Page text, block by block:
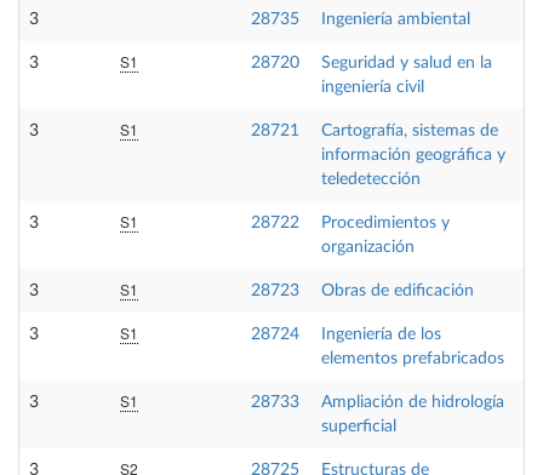
3 28735 Ingeniería ambiental
3 S1 28720
Seguridad y salud en la
ingeniería civil
3 S1 28721
Cartografía, sistemas de
información geográfica y
teledetección
3 S1 28722
Procedimientos y
organización
3 S1 28723 Obras de edificación
3 S1 28724
Ingeniería de los
elementos prefabricados
3 S1 28733
Ampliación de hidrología
superficial
3 S2 28725
Estructuras de